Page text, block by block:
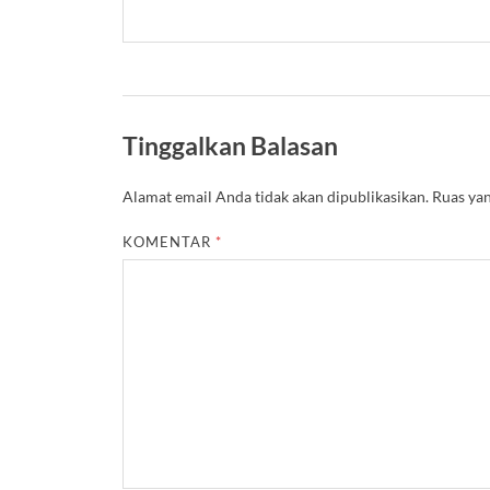
Tinggalkan Balasan
Alamat email Anda tidak akan dipublikasikan. Ruas
KOMENTAR *